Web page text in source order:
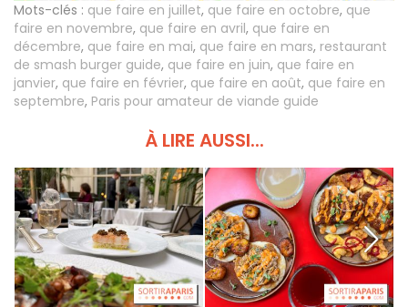
Mots-clés : que faire en juillet, que faire en octobre, que
faire en novembre, que faire en avril, que faire en
décembre, que faire en mai, que faire en mars, restaurant
de smash burger guide, que faire en juin, que faire en
janvier, que faire en février, que faire en août, que faire en
septembre, Paris pour amateur de viande guide
À LIRE AUSSI...